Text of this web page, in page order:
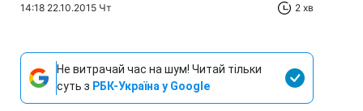
14:18 22.10.2015 Чт 2 хв
Не витрачай час на шум! Читай тільки
суть з РБК-Україна у Google